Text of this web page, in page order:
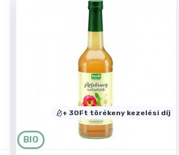
BIO
+ 30Ft törékeny kezelési díj